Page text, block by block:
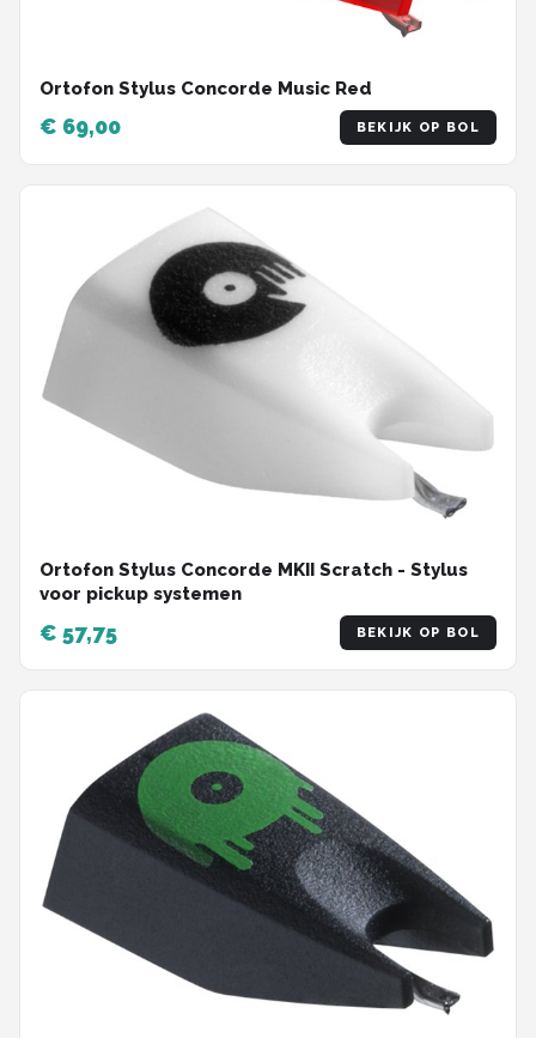
Ortofon Stylus Concorde Music Red
€ 69,00 BEKIJK OP BOL
Ortofon Stylus Concorde MKII Scratch - Stylus
voor pickup systemen
€ 57,75 BEKIJK OP BOL